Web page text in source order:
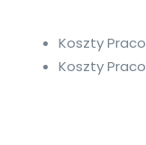
Koszty
Koszty